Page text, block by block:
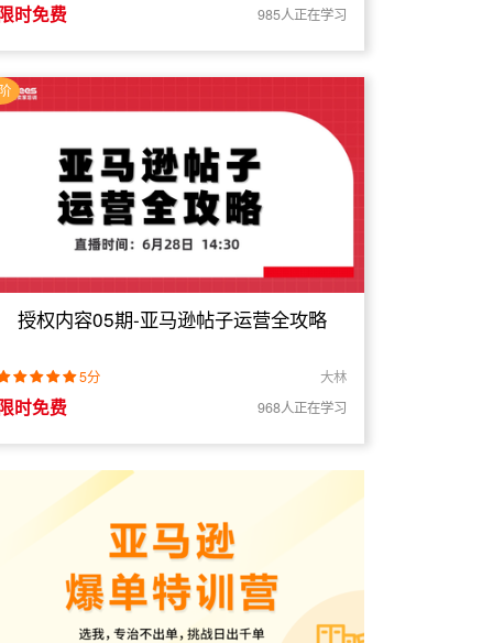
时免费 985人正在学习
授权内容05期-亚马逊帖子运营全攻略
5分 大林
时免费 968人正在学习